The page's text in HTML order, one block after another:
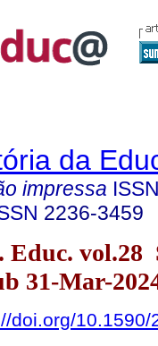
da
impressa ISSN
2236-3459
Educ. vol.28
31-Mar-
doi.org/